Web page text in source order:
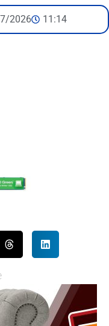
2026 11:14